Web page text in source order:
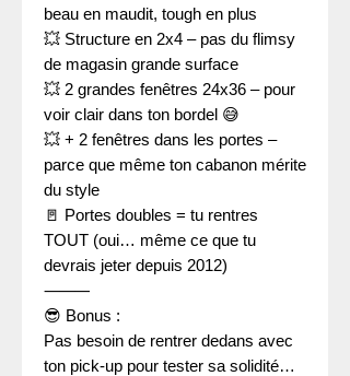
beau en maudit, tough en plus
💥 Structure en 2x4 – pas du flimsy
de magasin grande surface
💥 2 grandes fenêtres 24x36 – pour
voir clair dans ton bordel 😅
💥 + 2 fenêtres dans les portes –
parce que même ton cabanon mérite
du style
🚪 Portes doubles = tu rentres
TOUT (oui… même ce que tu
devrais jeter depuis 2012)
⸻
😎 Bonus :
Pas besoin de rentrer dedans avec
ton pick-up pour tester sa solidité…